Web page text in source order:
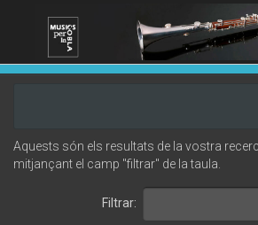
Aquests són els resultats de la vostra
mitjançant el camp "filtrar" de la taula.
Filtrar: